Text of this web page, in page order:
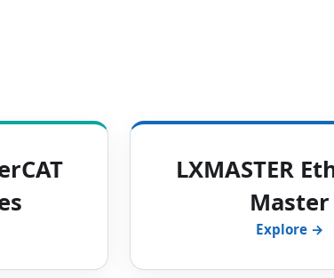
LXMASTER
Master
Explore →